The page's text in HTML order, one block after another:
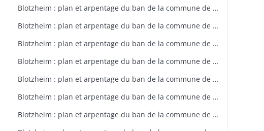
Blotzheim : plan et arpentage du ban de la commune de Blotzheim (plan dressé sur ordre de l'intendant vers 1765)
Blotzheim : plan et arpentage du ban de la commune de Blotzheim (plan dressé sur ordre de l'intendant vers 1765)
Blotzheim : plan et arpentage du ban de la commune de Blotzheim (plan dressé sur ordre de l'intendant vers 1765)
Blotzheim : plan et arpentage du ban de la commune de Blotzheim (plan dressé sur ordre de l'intendant vers 1765)
Blotzheim : plan et arpentage du ban de la commune de Blotzheim (plan dressé sur ordre de l'intendant vers 1765)
Blotzheim : plan et arpentage du ban de la commune de Blotzheim (plan dressé sur ordre de l'intendant vers 1765)
Blotzheim : plan et arpentage du ban de la commune de Blotzheim (plan dressé sur ordre de l'intendant vers 1765)